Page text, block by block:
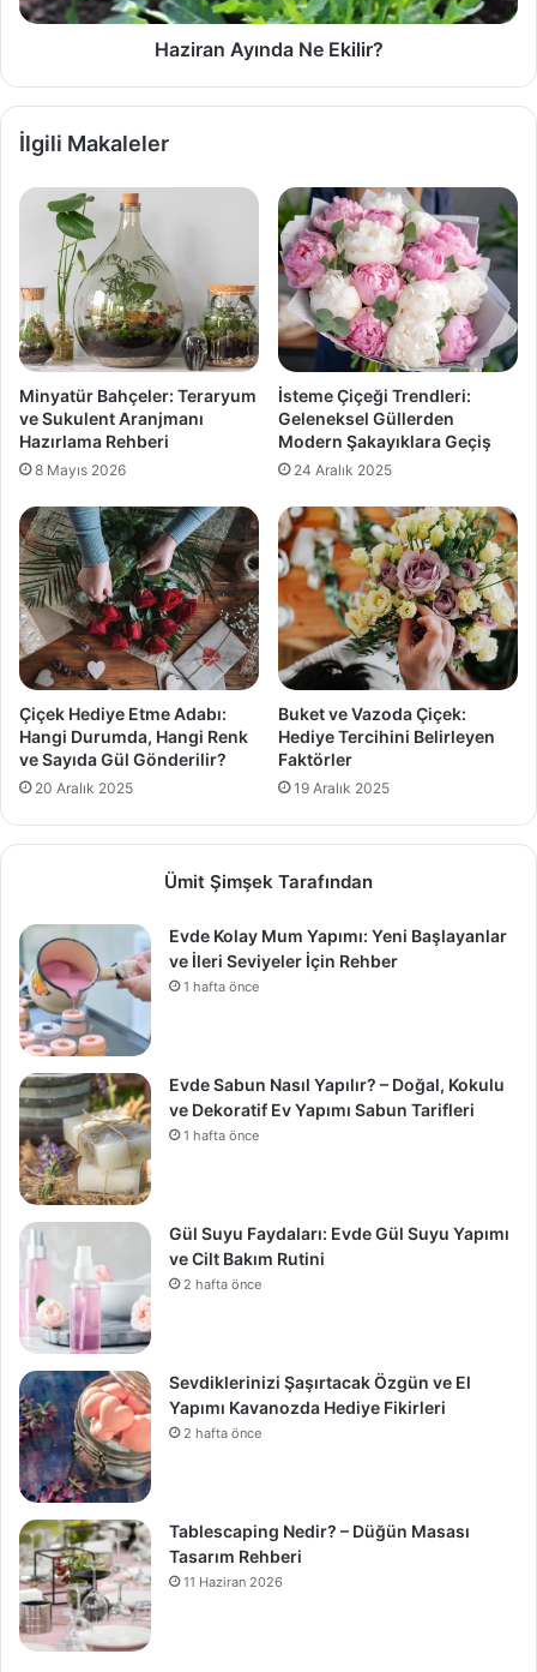
Haziran Ayında Ne Ekilir?
İlgili Makaleler
Minyatür Bahçeler: Teraryum
ve Sukulent Aranjmanı
Hazırlama Rehberi
8 Mayıs 2026
İsteme Çiçeği Trendleri:
Geleneksel Güllerden
Modern Şakayıklara Geçiş
24 Aralık 2025
Çiçek Hediye Etme Adabı:
Hangi Durumda, Hangi Renk
ve Sayıda Gül Gönderilir?
20 Aralık 2025
Buket ve Vazoda Çiçek:
Hediye Tercihini Belirleyen
Faktörler
19 Aralık 2025
Ümit Şimşek Tarafından
Evde Kolay Mum Yapımı: Yeni Başlayanlar
ve İleri Seviyeler İçin Rehber
1 hafta önce
Evde Sabun Nasıl Yapılır? – Doğal, Kokulu
ve Dekoratif Ev Yapımı Sabun Tarifleri
1 hafta önce
Gül Suyu Faydaları: Evde Gül Suyu Yapımı
ve Cilt Bakım Rutini
2 hafta önce
Sevdiklerinizi Şaşırtacak Özgün ve El
Yapımı Kavanozda Hediye Fikirleri
2 hafta önce
Tablescaping Nedir? – Düğün Masası
Tasarım Rehberi
11 Haziran 2026